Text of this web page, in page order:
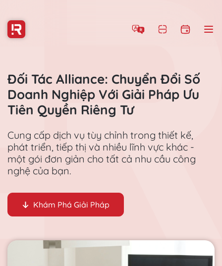
Đối Tác Alliance: Chuyển Đổi Số
Doanh Nghiệp Với Giải Pháp Ưu
Tiên Quyền Riêng Tư
Cung cấp dịch vụ tùy chỉnh trong thiết kế,
phát triển, tiếp thị và nhiều lĩnh vực khác -
một gói đơn giản cho tất cả nhu cầu công
nghệ của bạn.
Khám Phá Giải Pháp